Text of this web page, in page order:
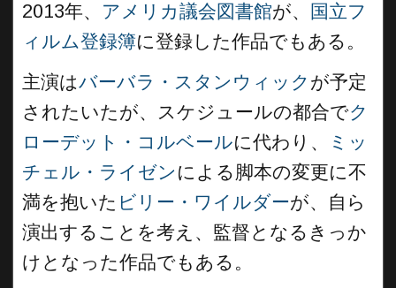
2013年、 アメリカ議会図書館が、
国立フ
ィルム登録簿に登録した作品でもある。
主演はバーバラ・スタンウィック が予定
されたいたが、スケジュールの都合でク
ローデット・コルベールに代わり、
ミッ
チェル・ライゼン による脚本の変更に不
満を抱いた ビリー・ワイルダーが、自ら
演出することを考え、監督となるきっか
けとなった作品でもある。